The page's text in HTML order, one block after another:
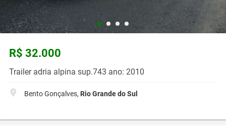
R$ 32.000
Trailer adria alpina sup.743 ano: 2010
Bento Gonçalves, Rio Grande do Sul